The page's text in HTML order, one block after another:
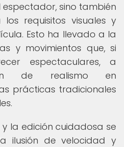
sino también
requisitos visuales y
Esto ha llevado a la
y movimientos que, si
espectaculares, a
de realismo en
prácticas tradicionales
y la edición cuidadosa se
ilusión de velocidad y